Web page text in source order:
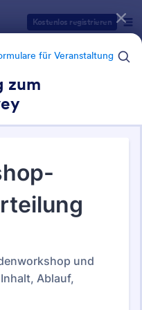
Kostenlos registrieren
für Veranstaltung
zum
für